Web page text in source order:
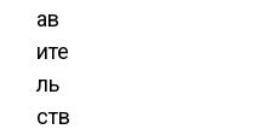
ав
ите
ль
ств